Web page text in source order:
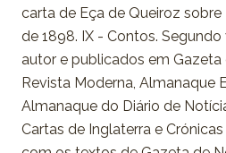
carta de Eça de Queiroz sobre
de 1898. IX - Contos.
autor e publicados em
Revista Moderna, Almanaque
Almanaque do Diário de
Cartas de Inglaterra e